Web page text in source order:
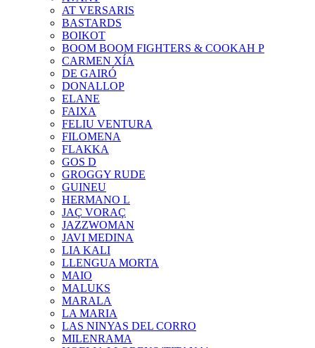
AT VERSARIS
BASTARDS
BOIKOT
BOOM BOOM FIGHTERS & COOKAH P
CARMEN XÍA
DE GAIRÓ
DONALLOP
ELANE
FAIXA
FELIU VENTURA
FILOMENA
FLAKKA
GOS D
GROGGY RUDE
GUINEU
HERMANO L
JAÇ VORAÇ
JAZZWOMAN
JAVI MEDINA
LIA KALI
LLENGUA MORTA
MAIO
MALUKS
MARALA
LA MARIA
LAS NINYAS DEL CORRO
MILENRAMA